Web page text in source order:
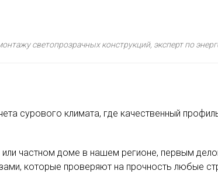
светопрозрачных конструкций, эксперт по
сурового климата, где качественный
частном доме в нашем регионе, первым
которые проверяют на прочность любые